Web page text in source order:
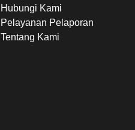
Hubungi Kami
Pelayanan Pelaporan
Tentang Kami